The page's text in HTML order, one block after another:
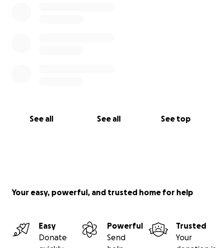
See all See all See top
Your easy, powerful, and trusted home for help
Easy
Donate
Powerful
Send
Trusted
Your